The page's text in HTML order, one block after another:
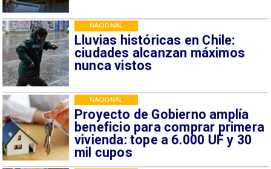
Lluvias históricas en Chile:
ciudades alcanzan máximos
nunca vistos
NACIONAL
Proyecto de Gobierno amplía
beneficio para comprar primera
vivienda: tope a 6.000 UF y 30
mil cupos
NACIONAL